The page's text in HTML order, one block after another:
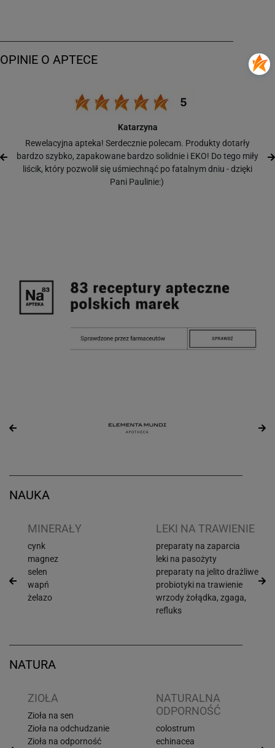
Katarzyna
Rewelacyjna apteka! Serdecznie polecam. Produkty dotarły
bardzo szybko, zapakowane bardzo solidnie i EKO! Do tego miły
liścik, który pozwolił się uśmiechnąć po fatalnym dniu - dzięki
Pani Paulinie:)
NAUKA
MINERAŁY
cynk
magnez
selen
wapń
żelazo
LEKI NA TRAWIENIE
preparaty na zaparcia
leki na pasożyty
preparaty na jelito drażliwe
probiotyki na trawienie
wrzody żołądka, zgaga,
refluks
NATURA
ZIOŁA
Zioła na sen
Zioła na odchudzanie
Zioła na odporność
NATURALNA
ODPORNOŚĆ
colostrum
echinacea